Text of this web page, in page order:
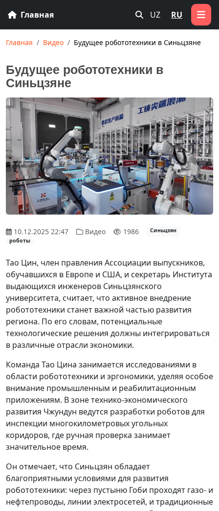
Главная UZ RU
Главная Видео Будущее робототехники в Синьцзяне
Будущее робототехники в
Синьцзяне
10.12.2025 22:47 Видео 1986
Синьцзян
роботы
Тао Цин, член правления Ассоциации выпускников,
обучавшихся в Европе и США, и секретарь Института
выдающихся инженеров Синьцзянского
университета, считает, что активное внедрение
робототехники станет важной частью развития
региона. По его словам, потенциальные
технологические решения должны интегрироваться
в различные отрасли экономики.
Команда Тао Цина занимается исследованиями в
области робототехники и эргономики, уделяя особое
внимание промышленным и реабилитационным
приложениям. В зоне технико-экономического
развития Чжундун ведутся разработки роботов для
инспекции многокилометровых угольных
коридоров, где ручная проверка занимает
значительное время.
Он отмечает, что Синьцзян обладает
благоприятными условиями для развития
робототехники: через пустыню Гоби проходят газо- и
нефтепроводы, линии электросетей, и традиционные